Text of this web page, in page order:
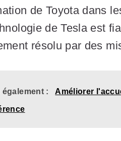
de Toyota dans
de Tesla est
résolu par des
également : Améliorer